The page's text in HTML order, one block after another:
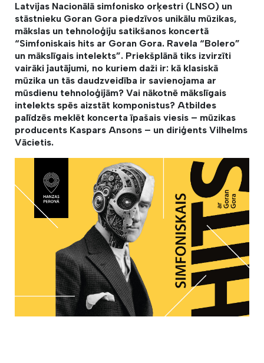
Latvijas Nacionālā simfonisko orķestri (LNSO) un
stāstnieku Goran Gora piedzīvos unikālu mūzikas,
mākslas un tehnoloģiju satikšanos koncertā
“Simfoniskais hits ar Goran Gora. Ravela “Bolero”
un mākslīgais intelekts”. Priekšplānā tiks izvirzīti
vairāki jautājumi, no kuriem daži ir: kā klasiskā
mūzika un tās daudzveidība ir savienojama ar
mūsdienu tehnoloģijām? Vai nākotnē mākslīgais
intelekts spēs aizstāt komponistus? Atbildes
palīdzēs meklēt koncerta īpašais viesis – mūzikas
producents Kaspars Ansons – un diriģents Vilhelms
Vācietis.